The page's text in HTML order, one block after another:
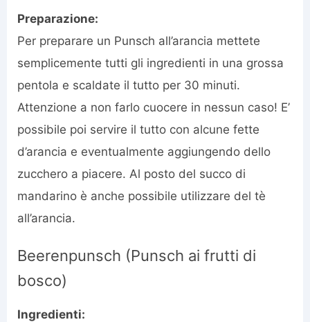
Preparazione:
Per preparare un Punsch all’arancia mettete
semplicemente tutti gli ingredienti in una grossa
pentola e scaldate il tutto per 30 minuti.
Attenzione a non farlo cuocere in nessun caso! E’
possibile poi servire il tutto con alcune fette
d’arancia e eventualmente aggiungendo dello
zucchero a piacere. Al posto del succo di
mandarino è anche possibile utilizzare del tè
all’arancia.
Beerenpunsch (Punsch ai frutti di
bosco)
Ingredienti: